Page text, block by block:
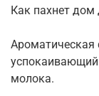
Как пахнет дом
Ароматическая
успокаивающий
молока.